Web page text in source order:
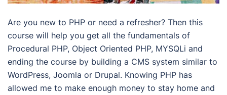
Are you new to PHP or need a refresher? Then this
course will help you get all the fundamentals of
Procedural PHP, Object Oriented PHP, MYSQLi and
ending the course by building a CMS system similar to
WordPress, Joomla or Drupal. Knowing PHP has
allowed me to make enough money to stay home and